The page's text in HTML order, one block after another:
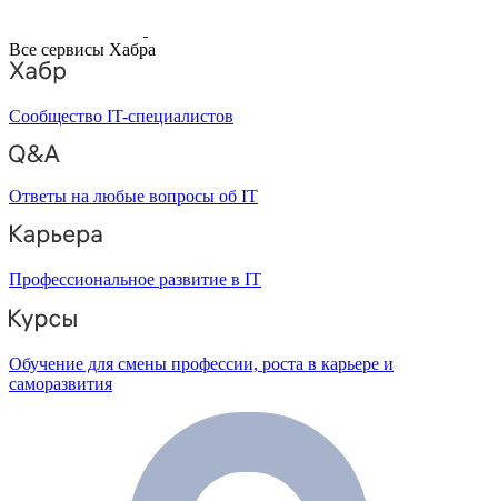
Все сервисы Хабра
Сообщество IT-специалистов
Ответы на любые вопросы об IT
Профессиональное развитие в IT
Обучение для смены профессии, роста в карьере и
саморазвития